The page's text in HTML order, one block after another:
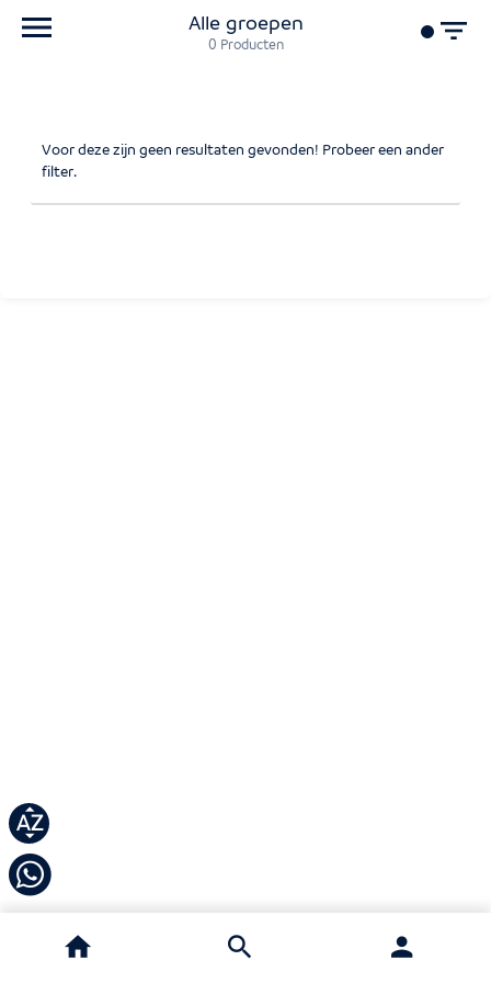
Alle groepen
0 Producten
Voor deze zijn geen resultaten gevonden! Probeer een ander
filter.